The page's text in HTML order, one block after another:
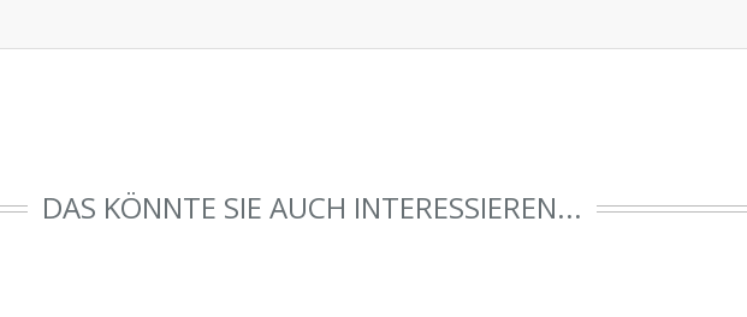
DAS KÖNNTE SIE AUCH INTERESSIEREN...